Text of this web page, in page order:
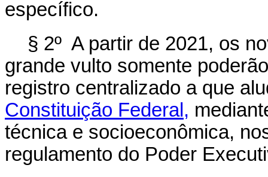
específico.
§ 2º A partir de 2021, os
grande vulto somente
registro centralizado a que
Constituição Federal,
técnica e socioeconômica,
regulamento do Poder